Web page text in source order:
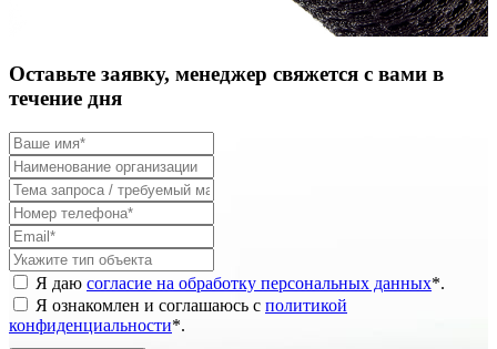
Оставьте заявку, менеджер свяжется с вами в
течение дня
Я даю согласие на обработку персональных данных*.
Я ознакомлен и соглашаюсь с политикой
конфиденциальности*.